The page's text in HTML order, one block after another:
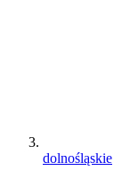
dolnośląskie